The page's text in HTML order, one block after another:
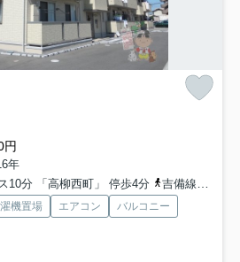
円
年
10分 「高柳西町」 停歩4分
吉備線「備前三門」駅 徒歩14分
機置場 エアコン
バルコニー